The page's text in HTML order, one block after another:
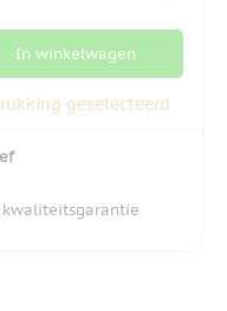
In winkelwagen
geselecteerd